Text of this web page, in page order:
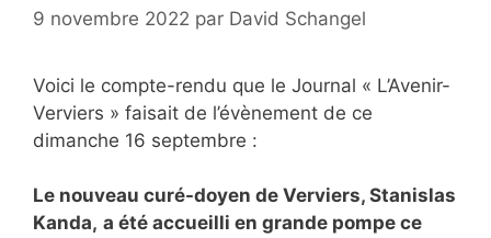
9 novembre 2022 par David Schangel
Voici le compte-rendu que le Journal « L’Avenir-
Verviers » faisait de l’évènement de ce
dimanche 16 septembre :
Le nouveau curé-doyen de Verviers, Stanislas
Kanda, a été accueilli en grande pompe ce